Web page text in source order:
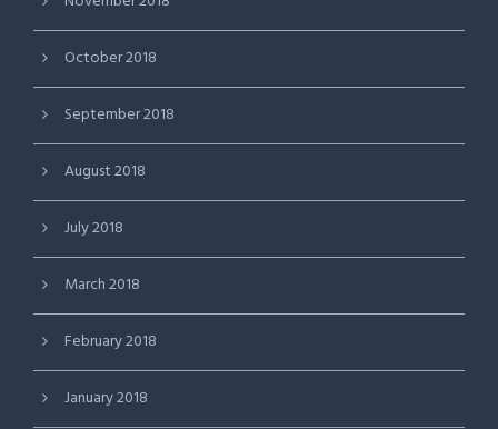
October 2018
September 2018
August 2018
July 2018
March 2018
February 2018
January 2018